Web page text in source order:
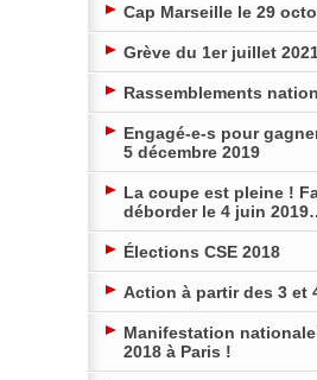
Cap Marseille le 29
Grève du 1er juillet
Rassemblements
Engagé-e-s pour
5 décembre 2019
La coupe est pleine !
déborder le 4 juin
Élections CSE 2018
Action à partir des 3 et
Manifestation nationale
2018 à Paris !